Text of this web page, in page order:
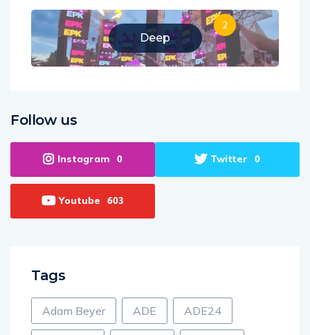
Deep
2
Follow us
Instagram 0 Twitter 0
Youtube 603
Tags
Adam Beyer ADE ADE24